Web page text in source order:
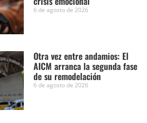
6 de agosto de 2026
Otra vez entre andamios: El
AICM arranca la segunda fase
de su remodelación
6 de agosto de 2026